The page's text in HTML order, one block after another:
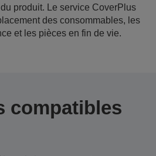
produit. Le service CoverPlus
des consommables, les
et les pièces en fin de vie.
compatibles